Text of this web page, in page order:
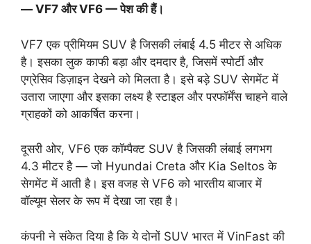
— VF7 और VF6 — पेश की हैं।
VF7 एक प्रीमियम SUV है जिसकी लंबाई 4.5 मीटर से अधिक
है। इसका लुक काफी बड़ा और दमदार है, जिसमें स्पोर्टी और
एग्रेसिव डिज़ाइन देखने को मिलता है। इसे बड़े SUV सेगमेंट में
उतारा जाएगा और इसका लक्ष्य है स्टाइल और परफॉर्मेंस चाहने वाले
ग्राहकों को आकर्षित करना।
दूसरी ओर, VF6 एक कॉम्पैक्ट SUV है जिसकी लंबाई लगभग
4.3 मीटर है — जो Hyundai Creta और Kia Seltos के
सेगमेंट में आती है। इस वजह से VF6 को भारतीय बाजार में
वॉल्यूम सेलर के रूप में देखा जा रहा है।
कंपनी ने संकेत दिया है कि ये दोनों SUV भारत में VinFast की